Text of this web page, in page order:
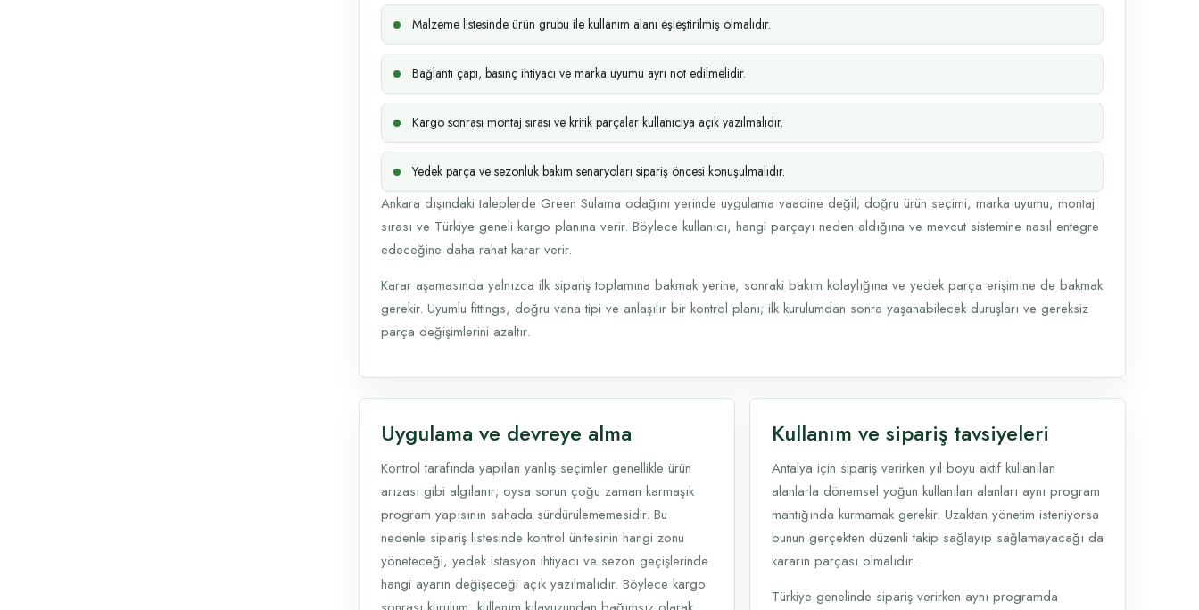
Malzeme listesinde ürün grubu ile kullanım alanı eşleştirilmiş olmalıdır.
Bağlantı çapı, basınç ihtiyacı ve marka uyumu ayrı not edilmelidir.
Kargo sonrası montaj sırası ve kritik parçalar kullanıcıya açık yazılmalıdır.
Yedek parça ve sezonluk bakım senaryoları sipariş öncesi konuşulmalıdır.
Ankara dışındaki taleplerde Green Sulama odağını yerinde uygulama vaadine değil; doğru ürün seçimi, marka uyumu, montaj
sırası ve Türkiye geneli kargo planına verir. Böylece kullanıcı, hangi parçayı neden aldığına ve mevcut sistemine nasıl entegre
edeceğine daha rahat karar verir.
Karar aşamasında yalnızca ilk sipariş toplamına bakmak yerine, sonraki bakım kolaylığına ve yedek parça erişimıne de bakmak
gerekir. Uyumlu fittings, doğru vana tipi ve anlaşılır bir kontrol planı; ilk kurulumdan sonra yaşanabilecek duruşları ve gereksiz
parça değişimlerini azaltır.
Uygulama ve devreye alma
Kontrol tarafında yapılan yanlış seçimler genellikle ürün
arızası gibi algılanır; oysa sorun çoğu zaman karmaşık
program yapısının sahada sürdürülememesidir. Bu
nedenle sipariş listesinde kontrol ünitesinin hangi zonu
yöneteceği, yedek istasyon ihtiyacı ve sezon geçişlerinde
hangi ayarın değişeceği açık yazılmalıdır. Böylece kargo
Kullanım ve sipariş tavsiyeleri
Antalya için sipariş verirken yıl boyu aktif kullanılan
alanlarla dönemsel yoğun kullanılan alanları aynı program
mantığında kurmamak gerekir. Uzaktan yönetim isteniyorsa
bunun gerçekten düzenli takip sağlayıp sağlamayacağı da
kararın parçası olmalıdır.
Türkiye genelinde sipariş verirken aynı programda